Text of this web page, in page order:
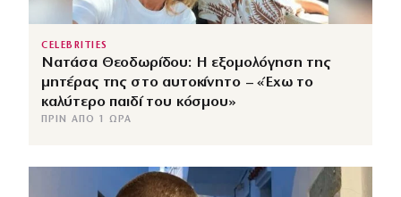
CELEBRITIES
Νατάσα Θεοδωρίδου: Η εξομολόγηση της
μητέρας της στο αυτοκίνητο – «Έχω το
καλύτερο παιδί του κόσμου»
ΠΡΙΝ ΑΠΌ 1 ΏΡΑ